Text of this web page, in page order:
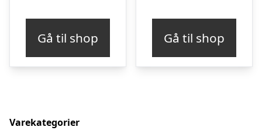
Gå til shop Gå til shop
Varekategorier